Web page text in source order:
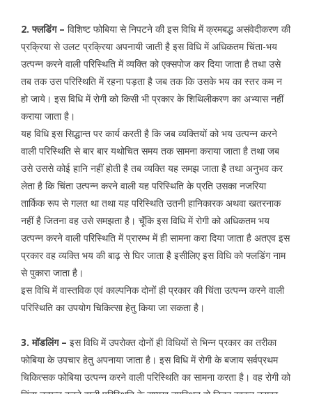
2. फ्लडिंग – विशिष्ट फोबिया से निपटने की इस विधि में क्रमबद्ध असंवेदीकरण की
प्रक्रिया से उलट प्रक्रिया अपनायी जाती है इस विधि में अधिकतम चिंता-भय
उत्पन्न करने वाली परिस्थिति में व्यक्ति को एक्सपोज कर दिया जाता है तथा उसे
तब तक उस परिस्थिति में रहना पड़ता है जब तक कि उसके भय का स्तर कम न
हो जाये। इस विधि में रोगी को किसी भी प्रकार के शिथिलीकरण का अभ्यास नहीं
कराया जाता है।
यह विधि इस सिद्धान्त पर कार्य करती है कि जब व्यक्तियों को भय उत्पन्न करने
वाली परिस्थिति से बार बार यथोचित समय तक सामना कराया जाता है तथा जब
उसे उससे कोई हानि नहीं होती है तब व्यक्ति यह समझ जाता है तथा अनुभव कर
लेता है कि चिंता उत्पन्न करने वाली यह परिस्थिति के प्रति उसका नजरिया
तार्किक रूप से गलत था तथा यह परिस्थिति उतनी हानिकारक अथवा खतरनाक
नहीं है जितना वह उसे समझता है। चूॅंकि इस विधि में रोगी को अधिकतम भय
उत्पन्न करने वाली परिस्थिति में प्रारम्भ में ही सामना करा दिया जाता है अतएव इस
प्रकार वह व्यक्ति भय की बाढ़ से घिर जाता है इसीलिए इस विधि को फ्लडिंग नाम
से पुकारा जाता है।
इस विधि में वास्तविक एवं काल्पनिक दोनों ही प्रकार की चिंता उत्पन्न करने वाली
परिस्थिति का उपयोग चिकित्सा हेतु किया जा सकता है।
3. मॉडलिंग – इस विधि में उपरोक्त दोनों ही विधियों से भिन्न प्रकार का तरीका
फोबिया के उपचार हेतु अपनाया जाता है। इस विधि में रोगी के बजाय सर्वप्रथम
चिकित्सक फोबिया उत्पन्न करने वाली परिस्थिति का सामना करता है। वह रोगी को